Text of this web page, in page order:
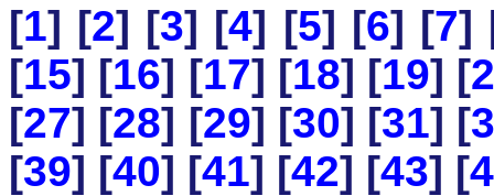
[1] [2] [3] [4] [5] [6] [7]
[15] [16] [17] [18] [19] [
[27] [28] [29] [30] [31] [
[39] [40] [41] [42] [43] [